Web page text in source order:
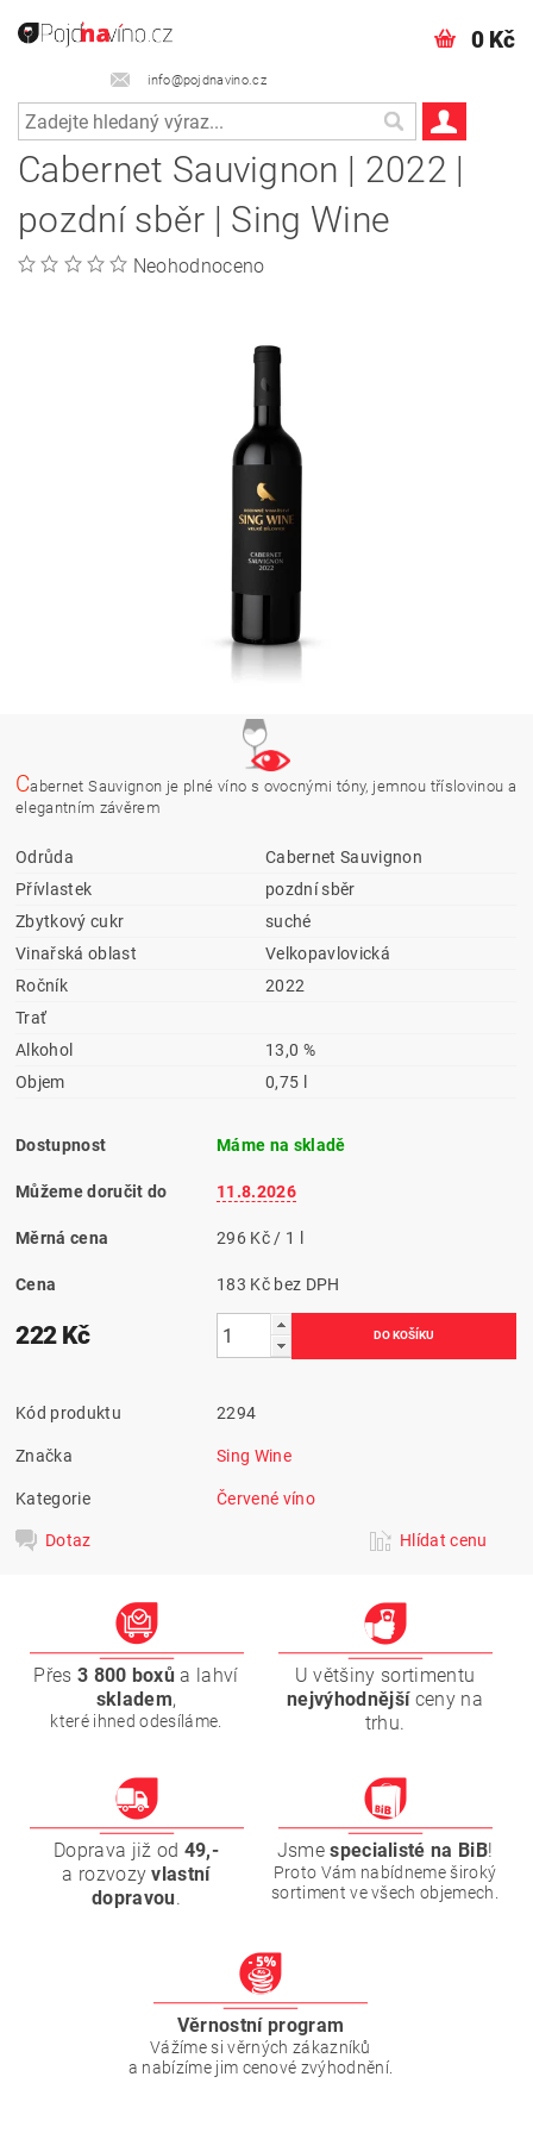
info@pojdnavino.cz
0 Kč
Cabernet Sauvignon | 2022 |
pozdní sběr | Sing Wine
Neohodnoceno
Cabernet Sauvignon je plné víno s ovocnými tóny, jemnou tříslovinou a
elegantním závěrem
Odrůda
Cabernet Sauvignon
Přívlastek
pozdní sběr
Zbytkový cukr
suché
Vinařská oblast
Velkopavlovická
Ročník
2022
Trať
Alkohol
13,0 %
Objem
0,75 l
Dostupnost Máme na skladě
Můžeme doručit do 11.8.2026
Měrná cena 296 Kč / 1 l
Cena 183 Kč bez DPH
222 Kč
Kód produktu 2294
Značka Sing Wine
Kategorie Červené víno
Dotaz Hlídat cenu
Přes 3 800 boxůa lahví
skladem,
které ihned odesíláme.
U většiny sortimentu
nejvýhodnější ceny na
trhu.
Doprava již od 49,-
a rozvozyvlastní
dopravou.
Jsmespecialisté na BiB!
Proto Vám nabídneme široký
sortiment ve všech objemech.
Věrnostní program
Vážíme si věrných zákazníků
a nabízíme jim cenové zvýhodnění.